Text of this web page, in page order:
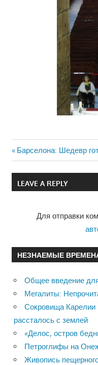
Навигация
по
Previous
Post:
Барселона: Шедевр
LEAVE A REPLY
Для отправки
НЕЗНАЕМЫЕ
Общее введение
Мегалиты:
Сокровища
рассталось с землей
«Делос, остров
Петроглифы на
Живопись